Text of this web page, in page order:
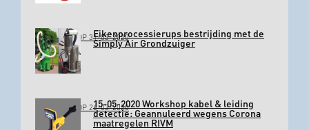
GEPLAATST OP 31-03-2020Eikenprocessierups bestrijding met de
Simply Air Grondzuiger
GEPLAATST OP 26-03-202015-05-2020 Workshop kabel & leiding
detectie: Geannuleerd wegens Corona
maatregelen RIVM